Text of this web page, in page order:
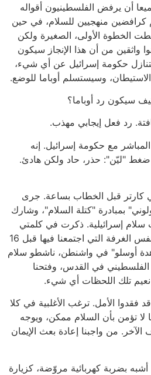
أن يرفض الفلسطينيون أقواله
كرافضين منهجيين للسلام، في حين
الخطوة الأولى، الصغيرة ولكن
واثقين من أن هذا الإنجاز سيكون
تتنازل حكومة إسرائيل عن أي شيء،
وسيستسلم أوباما للوضع.
سيكون رد أوباما؟
رد فعل إيجابي مهذب.
مع حكومة إسرائيل. إنه
ضغط "ليّن": حذر، حاد ولكن هادئ.
كارتر قبل الخطاب بساعة. جرى
بمبادرة "كتلة السلام"، وشارك
إسرائيلية. ذكرت في كلمتي
الافتتاحية أن اللقاء يتم في نفس الغرفة التي اجتمعنا فيها قبل 16
أوسلو" في واشنطن، ناشطو سلام
الفلسطيني في القدس، وفتحنا
نعيم تلك اللحظات أي شيء.
فقدوا الأمل. ترغب الأغلبية في كلا
لا تؤمن بأن السلام ممكن، ويوجه
من واجبنا إعادة بعث الإيمان
بضربة كهربائية مروّضة، كزيارة